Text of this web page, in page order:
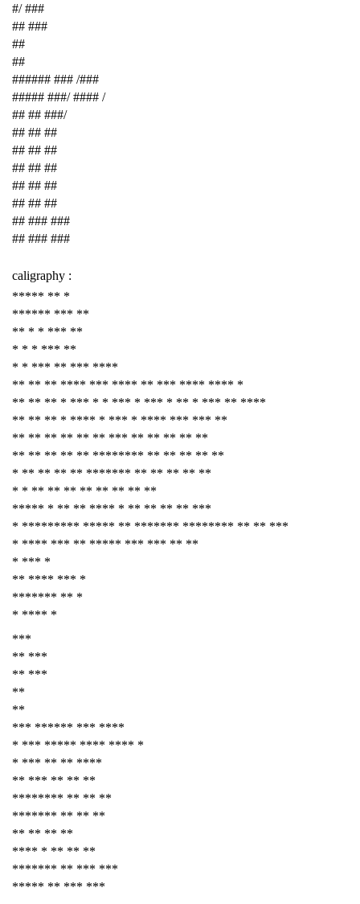
#/ ###
## ###
##
##
###### ### /###
##### ###/ #### /
## ## ###/
## ## ##
## ## ##
## ## ##
## ## ##
## ## ##
## ### ###
## ### ###
caligraphy :
***** ** *
****** *** **
** * * *** **
* * * *** **
* * *** ** *** ****
** ** ** **** *** **** ** *** **** **** *
** ** ** * *** * * *** * *** * ** * *** ** ****
** ** ** * **** * *** * **** *** *** **
** ** ** ** ** ** *** ** ** ** ** **
** ** ** ** ** ******** ** ** ** ** **
* ** ** ** ** ******* ** ** ** ** **
* * ** ** ** ** ** ** ** **
***** * ** ** **** * ** ** ** ** ***
* ********* ***** ** ******* ******** ** ** ***
* **** *** ** ***** *** *** ** **
* *** *
** **** *** *
******* ** *
* **** *
***
** ***
** ***
**
**
*** ****** *** ****
* *** ***** **** **** *
* *** ** ** ****
** *** ** ** **
******** ** ** **
******* ** ** **
** ** ** **
**** * ** ** **
******* ** *** ***
***** ** *** ***